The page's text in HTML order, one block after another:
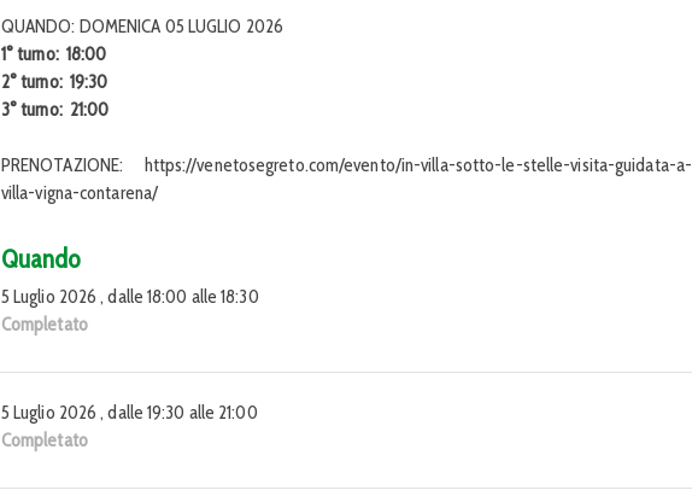
QUANDO: DOMENICA 05 LUGLIO 2026
1° turno: 18:00
2° turno: 19:30
3° turno: 21:00
PRENOTAZIONE: https://venetosegreto.com/evento/in-villa-sotto-le-stelle-visita-guidata-a-
villa-vigna-contarena/
Quando
5 Luglio 2026 , dalle 18:00 alle 18:30
Completato
5 Luglio 2026 , dalle 19:30 alle 21:00
Completato